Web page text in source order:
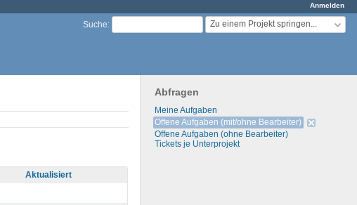
Anmelden
Suche: Zu einem Projekt springen...
Abfragen
Meine Aufgaben
Offene Aufgaben (mit/ohne Bearbeiter)
Offene Aufgaben (ohne Bearbeiter)
Tickets je Unterprojekt
Aktualisiert